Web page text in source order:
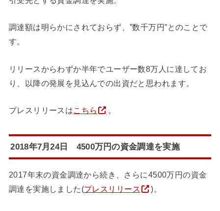
調達額は明らかにされておらず、”数千万円”とのことで
す。
リリースからわずか半年でユーザー数8万人に達してお
り、以降の発展を見込んでの出資だと思われます。
プレスリリースはこちら 。
2018年7月24日 4500万円の資金調達を実施
2017年末の資金調達から続き、さらに4500万円の資金
調達を実施しました(プレスリリース )。